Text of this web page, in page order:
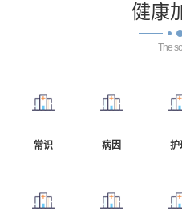
健康
The
常识 病因 护